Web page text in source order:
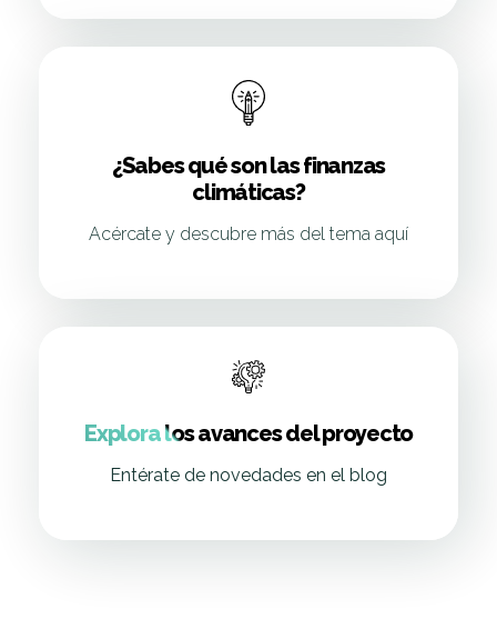
¿Sabes qué son las finanzas
climáticas?
Acércate y descubre más del tema aquí
Explora los avances del proyecto
Entérate de novedades en el blog